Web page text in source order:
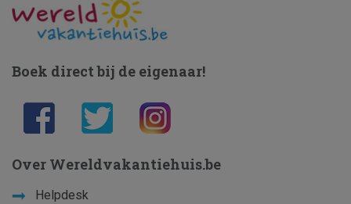
Boek direct bij de eigenaar!
Over Wereldvakantiehuis.be
Helpdesk